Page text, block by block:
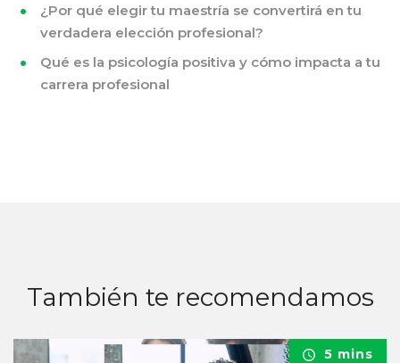
¿Por qué elegir tu maestría se convertirá en tu
verdadera elección profesional?
Qué es la psicología positiva y cómo impacta a tu
carrera profesional
También te recomendamos
5 mins